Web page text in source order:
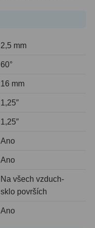
2,5 mm
60°
16 mm
1,25″
1,25″
Ano
Ano
Na všech vzduch-
sklo površích
Ano